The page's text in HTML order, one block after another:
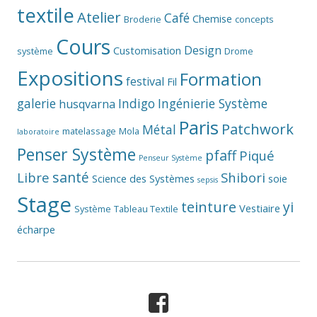
textileAtelier Broderie Café Chemise concepts
système Cours Customisation Design Drome
Expositions festival Fil Formation
galerie husqvarna Indigo Ingénierie Système
laboratoire matelassage Mola Métal Paris Patchwork
Penser Système Penseur Système pfaff Piqué
Libre santé Science des Systèmes sepsis Shibori soie
Stage Système Tableau Textile teinture Vestiaire yi
écharpe
Facebook